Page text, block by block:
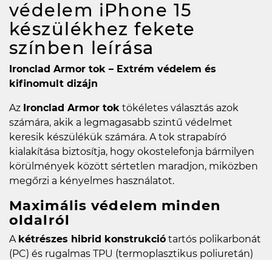
védelem iPhone 15
készülékhez fekete
színben leírása
Ironclad Armor tok – Extrém védelem és
kifinomult dizájn
Az Ironclad Armor tok tökéletes választás azok
számára, akik a legmagasabb szintű védelmet
keresik készülékük számára. A tok strapabíró
kialakítása biztosítja, hogy okostelefonja bármilyen
körülmények között sértetlen maradjon, miközben
megőrzi a kényelmes használatot.
Maximális védelem minden
oldalról
A kétrészes hibrid konstrukció tartós polikarbonát
(PC) és rugalmas TPU (termoplasztikus poliuretán)